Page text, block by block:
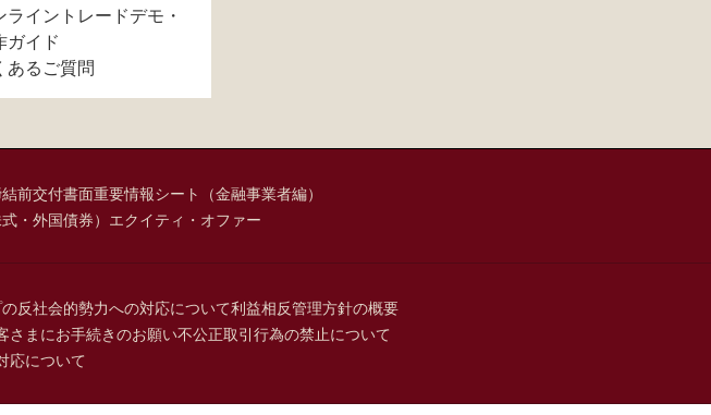
ライントレードデモ・
ガイド
あるご質問
前交付書面重要情報シート（金融事業者編）
・外国債券） エクイティ・オファー
反社会的勢力への対応について利益相反管理方針の概要
さまにお手続きのお願い不公正取引行為の禁止について
応について